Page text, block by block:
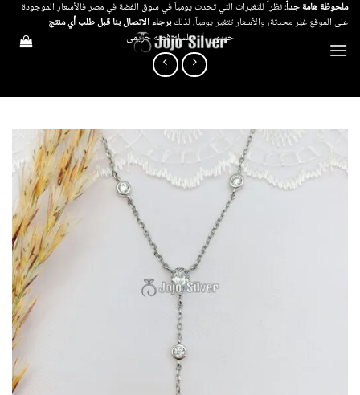
تخطي
للمحتوى
ملحوظة هامة جداً:نظراً للتغيرات التي تحدث يومياً في سوق الفضة في مصر فالأسعار الموجودة
على الموقع غير محدثة، والأسعار تتغير يومياً، لذلكبرجاء الاتصال بنا قبل طلب أي منتج
حريمي / سلسله فضه حريمى